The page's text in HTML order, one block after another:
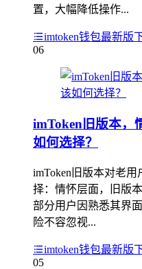
置，大幅降低操作...
imtoken钱包最新版
06
imToken旧版本，
如何选择？
imToken旧版本对老
择：情怀层面，旧版
部分用户因熟悉其界
险不容忽视...
imtoken钱包最新版
05